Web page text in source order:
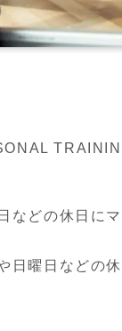
などの休日に
日曜日などの